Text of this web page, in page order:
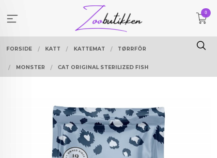
innholdet
0
FORSIDE KATT KATTEMAT TØRRFÔR
MONSTER CAT ORIGINAL STERILIZED FISH